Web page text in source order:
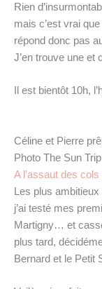
Rien
mais c’est vrai
répond donc pas
J’en trouve une et
Il est bientôt 10h,
Céline et Pierre
Photo The Sun
A l’assaut des cols
Les plus
j’ai testé mes
Martigny… et
plus tard,
Bernard et le Petit